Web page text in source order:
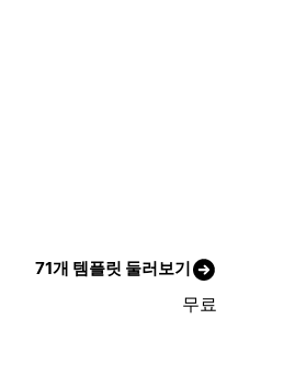
71개 템플릿 둘러보기
무료